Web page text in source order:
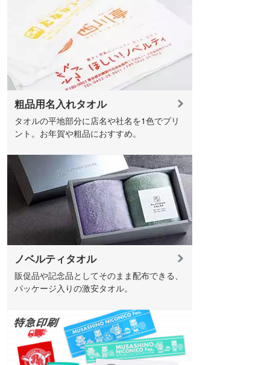
粗品用名入れタオル
タオルの平地部分に店名や社名を1色でプリ
ント。お年賀や粗品におすすめ。
ノベルティタオル
販促品や記念品としてそのまま配布できる、
パッケージ入りの激安タオル。